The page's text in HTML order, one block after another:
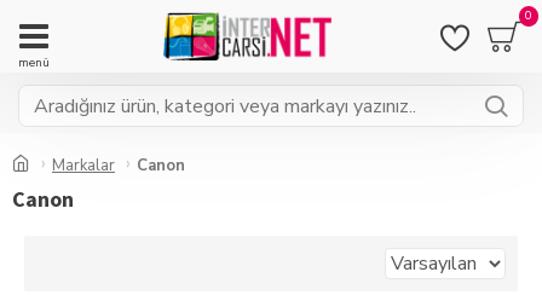
0
Markalar Canon
Canon